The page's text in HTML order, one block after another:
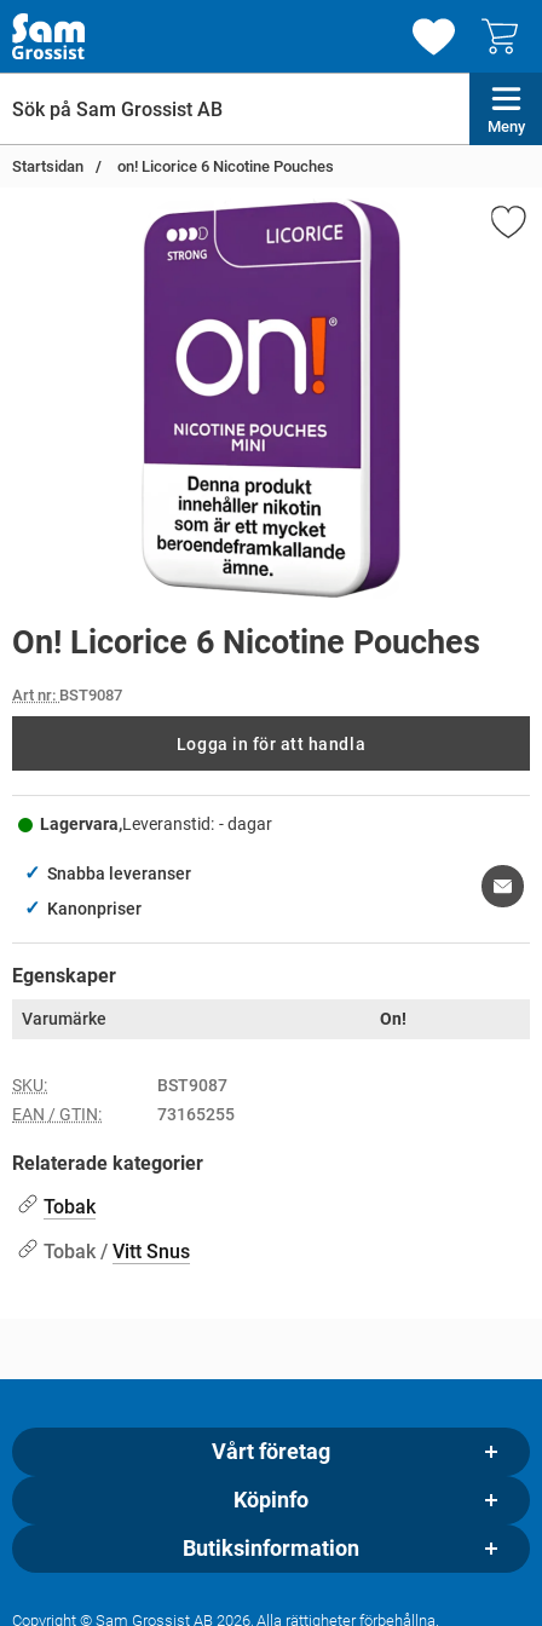
Meny
Startsidan on! Licorice 6 Nicotine Pouches
On! Licorice 6 Nicotine Pouches
Art nr: BST9087
Logga in för att handla
Lagervara,Leveranstid: - dagar
✓ Snabba leveranser
✓ Kanonpriser
Egenskaper
Varumärke On!
SKU:
BST9087
EAN / GTIN:
73165255
Relaterade kategorier
Tobak
Tobak / Vitt Snus
Vårt företag
Köpinfo
Butiksinformation
Copyright © Sam Grossist AB 2026, Alla rättigheter förbehållna.